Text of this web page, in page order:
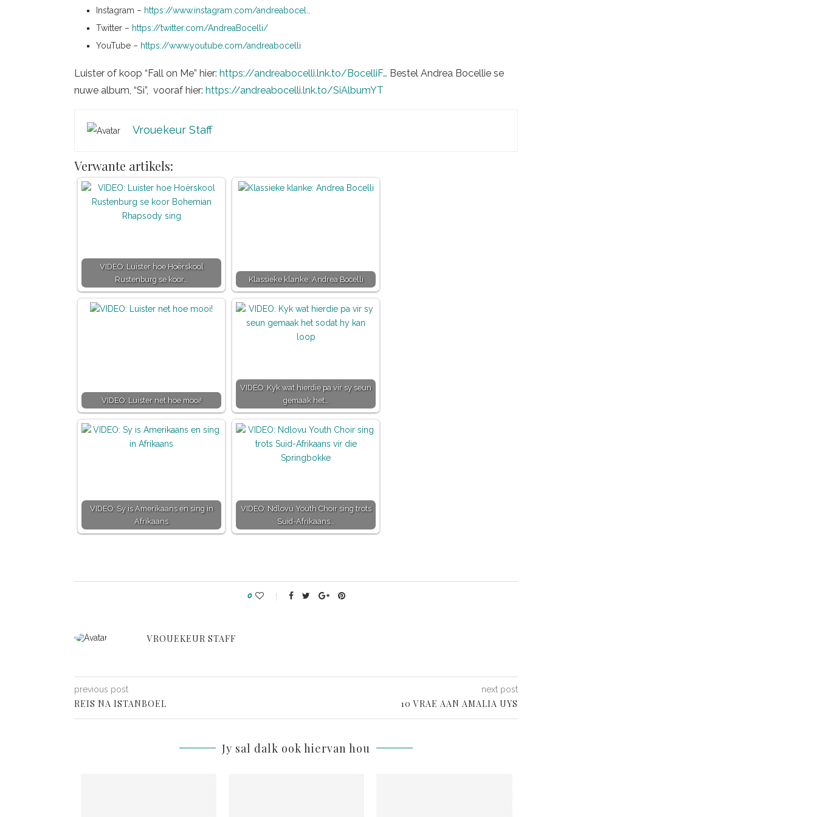
Instagram – https://www.instagram.com/andreabocel…
Twitter – https://twitter.com/AndreaBocelli/
YouTube – https://www.youtube.com/andreabocelli
Luister of koop “Fall on Me” hier: https://andreabocelli.lnk.to/BocelliF… Bestel Andrea Bocellie se
nuwe album, “Sì”, vooraf hier: https://andreabocelli.lnk.to/SiAlbumYT
Vrouekeur Staff
Verwante artikels:
VIDEO: Luister hoe Hoërskool
Rustenburg se koor…
Klassieke klanke: Andrea Bocelli
VIDEO: Luister net hoe mooi!
VIDEO: Kyk wat hierdie pa vir sy seun
gemaak het…
VIDEO: Sy is Amerikaans en sing in
Afrikaans
VIDEO: Ndlovu Youth Choir sing trots
Suid-Afrikaans…
0
VROUEKEUR STAFF
previous post
REIS NA ISTANBOEL
next post
10 VRAE AAN AMALIA UYS
Jy sal dalk ook hiervan hou